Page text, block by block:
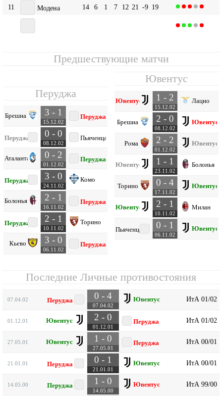
11
Модена 14 6 1 7 12 21 -9 19
Предшествующие матчи
Перуджа
Брешиа 3 - 1
15.12.02
Перуджа
Перуджа 0 - 0
08.12.02
Пьяченца
Аталанта 0 - 2
01.12.02
Перуджа
Перуджа 3 - 0
24.11.02
Комо
Болонья 2 - 1
16.11.02
Перуджа
Перуджа 2 - 1
10.11.02
Торино
Кьево 3 - 0
06.11.02
Перуджа
Ювентус
Ювентус 1 - 2
15.12.02
Лацио
Брешиа 2 - 0
08.12.02
Ювентус
Рома 2 - 2
01.12.02
Ювентус
Ювентус 1 - 1
23.11.02
Болонья
Торино 0 - 4
17.11.02
Ювентус
Ювентус 2 - 1
10.11.02
Милан
Пьяченца 0 - 1
06.11.02
Ювентус
Последние Личные противостояния
07.04.02 Перуджа 0 - 4
07.04.02
Ювентус ИтА 01/02
01.12.01 Ювентус 2 - 0
01.12.01
Перуджа ИтА 01/02
27.05.01 Ювентус 1 - 0
27.05.01
Перуджа ИтА 00/01
21.01.01 Перуджа 0 - 1
21.01.01
Ювентус ИтА 00/01
14.05.00 Перуджа 1 - 0
14.05.00
Ювентус ИтА 99/00